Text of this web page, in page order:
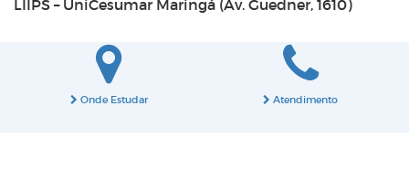
LIIPS – UniCesumar Maringá (Av. Guedner, 1610)
Onde Estudar Atendimento